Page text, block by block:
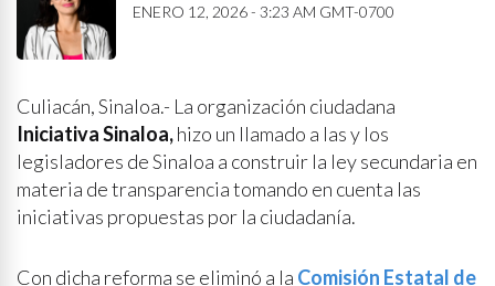
ENERO 12, 2026 - 3:23 AM GMT-0700
Culiacán, Sinaloa.- La organización ciudadana
Iniciativa Sinaloa,hizo un llamado a las y los
legisladores de Sinaloa a construir la ley secundaria en
materia de transparencia tomando en cuenta las
iniciativas propuestas por la ciudadanía.
Con dicha reforma se eliminó a la Comisión Estatal de